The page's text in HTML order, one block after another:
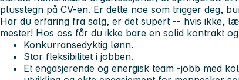
plusstegn på CV-en. Er dette noe som trigger deg,
Har du erfaring fra salg, er det supert -- hvis ikke,
mester! Hos oss får du ikke bare en solid kontrakt
Konkurransedyktig lønn.
Stor fleksibilitet i jobben.
Et engasjerende og energisk team -jobb med